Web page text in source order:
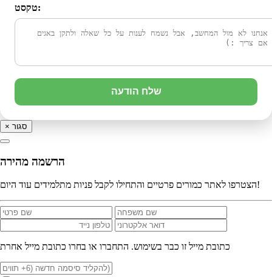
טקסט:
שלח הודעה
× סגור
הרשמה מהירה
הצטרפו לאתר כמורים פרטיים והתחילו לקבל פניות מתלמידים עוד היום!
כתובת מייל זו כבר בשימוש. התחברו או בחרו כתובת מייל אחרת